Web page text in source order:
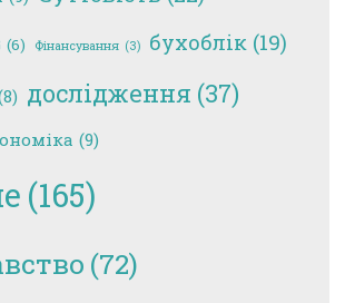
(6) Фінансування (3) бухоблік (19)
дослідження (37)
(9)
(165)
(72)